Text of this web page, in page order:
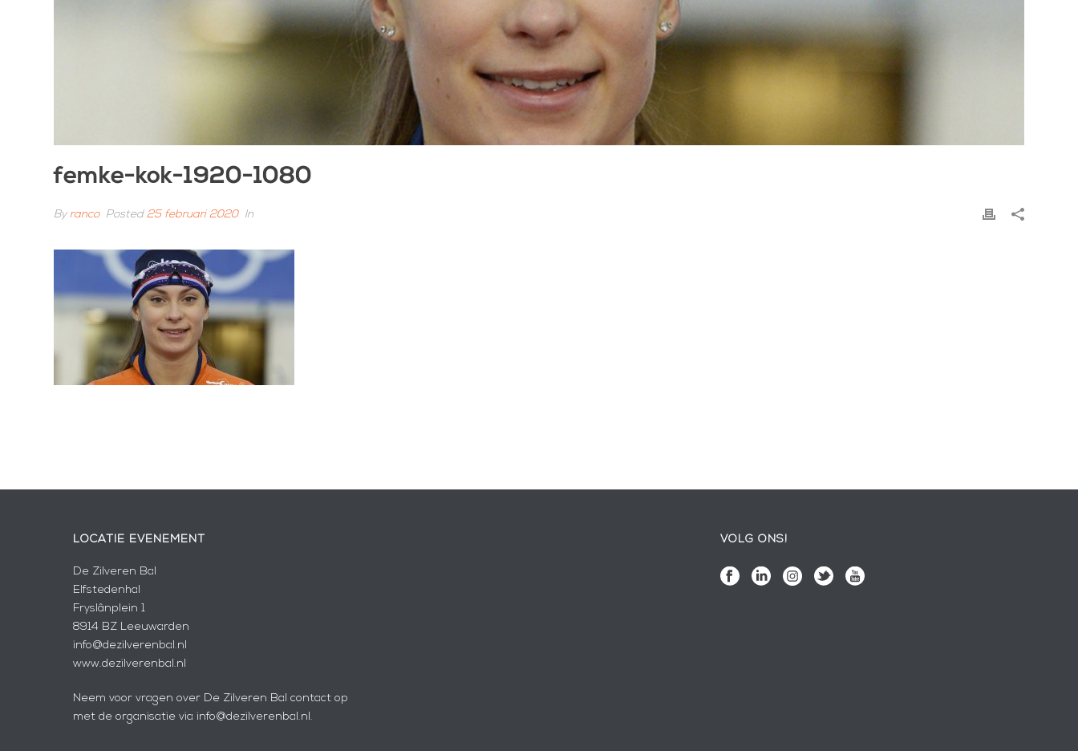
femke-kok-1920-1080
By ranco Posted 25 februari 2020 In
LOCATIE EVENEMENT
De Zilveren Bal
Elfstedenhal
Fryslânplein 1
8914 BZ Leeuwarden
info@dezilverenbal.nl
www.dezilverenbal.nl
Neem voor vragen over De Zilveren Bal contact op
met de organisatie via info@dezilverenbal.nl.
VOLG ONS!